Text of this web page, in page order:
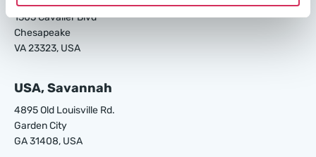
1305 Cavalier Blvd
Chesapeake
VA 23323, USA
USA, Savannah
4895 Old Louisville Rd.
Garden City
GA 31408, USA